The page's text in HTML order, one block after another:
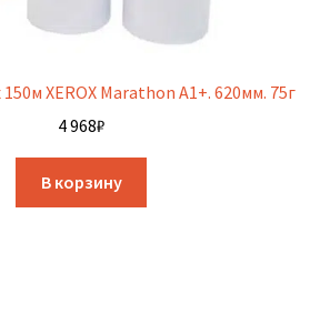
XEROX Marathon A1+. 620мм. 75г
4 968₽
В корзину